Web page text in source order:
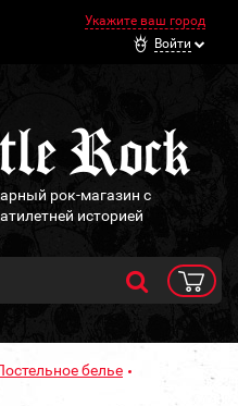
Укажите ваш город
Войти
рок-магазин с
историей
белье